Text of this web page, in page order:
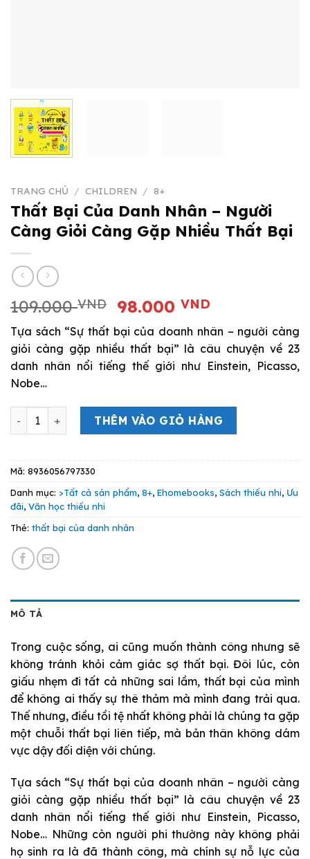
TRANG CHỦ / CHILDREN / 8+
Thất Bại Của Danh Nhân – Người
Càng Giỏi Càng Gặp Nhiều Thất Bại
109.000VND
Giá
gốc
là:
109.000 VND.
98.000VND
hiện
tại
là:
98.000
Tựa sách “Sự thất bại của doanh nhân – người càng
giỏi càng gặp nhiều thất bại” là câu chuyện về 23
danh nhân nổi tiếng thế giới như Einstein, Picasso,
Nobe…
Thất Bại Của Danh Nhân - Người Càng Giỏi Càng Gặp
THÊM VÀO GIỎ HÀNG
Mã: 8936056797330
Danh mục: >Tất cả sản phẩm, 8+, Ehomebooks, Sách thiếu nhi, Ưu
đãi, Văn học thiếu nhi
Thẻ: thất bại của danh nhân
MÔ TẢ
Trong cuộc sống, ai cũng muốn thành công nhưng sẽ
không tránh khỏi cảm giác sợ thất bại. Đôi lúc, còn
giấu nhẹm đi tất cả những sai lầm, thất bại của mình
để không ai thấy sự thê thảm mà mình đang trải qua.
Thế nhưng, điều tồi tệ nhất không phải là chúng ta gặp
một chuỗi thất bại liên tiếp, mà bản thân không dám
vực dậy đối diện với chúng.
Tựa sách “Sự thất bại của doanh nhân – người càng
giỏi càng gặp nhiều thất bại” là câu chuyện về 23
danh nhân nổi tiếng thế giới như Einstein, Picasso,
Nobe… Những còn người phi thường này không phải
họ sinh ra là đã thành công, mà chính sự nỗ lực của